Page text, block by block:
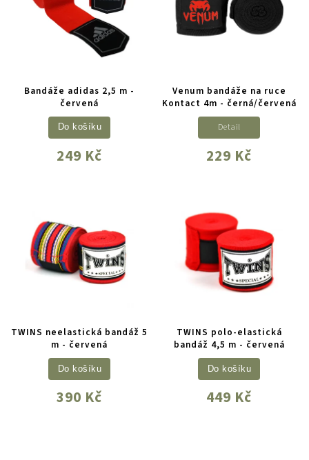
Bandáže adidas 2,5 m -
červená
249 Kč
Do košíku
Venum bandáže na ruce
Kontact 4m - černá/červená
229 Kč
Detail
TWINS neelastická bandáž 5
m - červená
390 Kč
Do košíku
TWINS polo-elastická
bandáž 4,5 m - červená
449 Kč
Do košíku